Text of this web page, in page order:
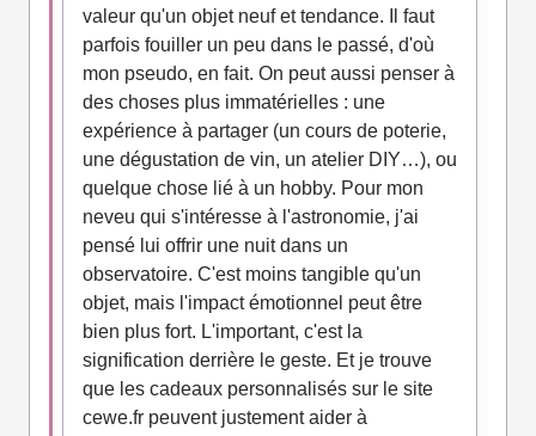
valeur qu'un objet neuf et tendance. Il faut
parfois fouiller un peu dans le passé, d'où
mon pseudo, en fait. On peut aussi penser à
des choses plus immatérielles : une
expérience à partager (un cours de poterie,
une dégustation de vin, un atelier DIY…), ou
quelque chose lié à un hobby. Pour mon
neveu qui s'intéresse à l'astronomie, j'ai
pensé lui offrir une nuit dans un
observatoire. C'est moins tangible qu'un
objet, mais l'impact émotionnel peut être
bien plus fort. L'important, c'est la
signification derrière le geste. Et je trouve
que les cadeaux personnalisés sur le site
cewe.fr peuvent justement aider à